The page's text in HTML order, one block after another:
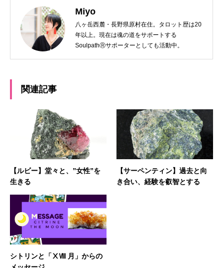
Miyo
八ヶ岳西麓・長野県原村在住。タロット歴は20
年以上。現在は魂の道をサポートする
SoulpathⓇサポーターとしても活動中。
関連記事
【ルビー】堂々と、”女性”を
生きる
【サーペンティン】過去と向
き合い、経験を叡智とする
シトリンと「ⅩⅧ 月」からの